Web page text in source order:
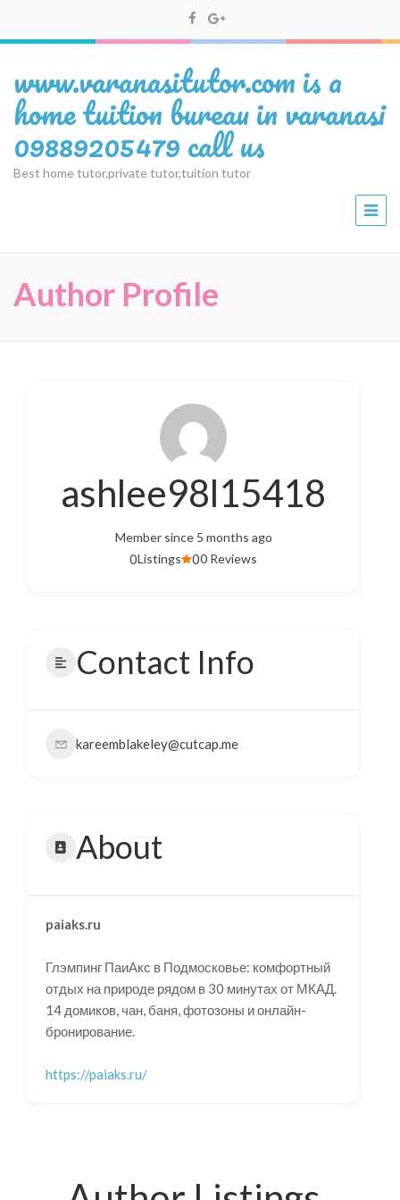
www.varanasitutor.com is a
home tuition bureau in varanasi
09889205479 call us
Best home tutor,private tutor,tuition tutor
Author Profile
ashlee98l15418
Member since 5 months ago
00 Reviews
0Listings
Contact Info
kareemblakeley@cutcap.me
About
paiaks.ru
Глэмпинг ПаиАкс в Подмосковье: комфортный
отдых на природе рядом в 30 минутах от МКАД.
14 домиков, чан, баня, фотозоны и онлайн-
бронирование.
https://paiaks.ru/